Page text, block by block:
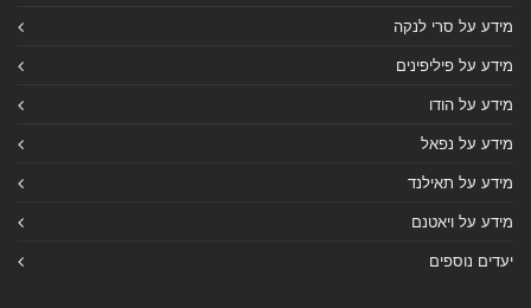
מידע על סרי לנקה
מידע על פיליפינים
מידע על הודו
מידע על נפאל
מידע על תאילנד
מידע על ויאטנם
יעדים נוספים